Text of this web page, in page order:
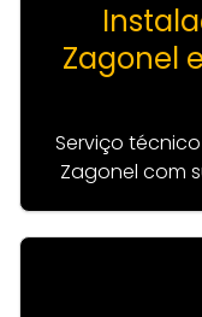
Zagonel
Serviço
Zagonel com